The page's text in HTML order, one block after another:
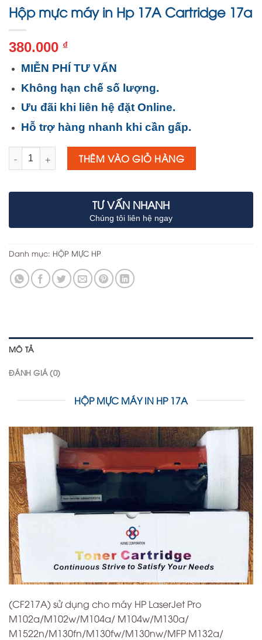
Hộp mực máy in Hp 17A Cartridge 17a
380.000 ₫
MIỄN PHÍ TƯ VẤN
Không hạn chế số lượng.
Ưu đãi khi liên hệ đặt Online.
Hỗ trợ hàng nhanh khi cần gấp.
Số lượng THÊM VÀO GIỎ HÀNG
TƯ VẤN NHANH
Chúng tôi liên hệ ngay
Danh mục: HỘP MỰC HP
MÔ TẢ
ĐÁNH GIÁ (0)
HỘP MỰC MÁY IN HP 17A
(CF217A) sử dụng cho máy HP LaserJet Pro
M102a/M102w/M104a/ M104w/M130a/
M1522n/M130fn/M130fw/M130nw/MFP M132a/